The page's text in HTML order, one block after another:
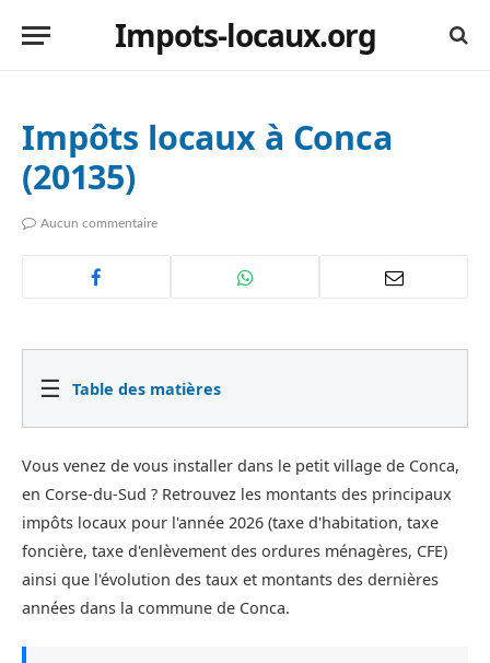
Impots-locaux.org
Impôts locaux à Conca
(20135)
Aucun commentaire
☰ Table des matières
Vous venez de vous installer dans le petit village de Conca,
en Corse-du-Sud ? Retrouvez les montants des principaux
impôts locaux pour l'année 2026 (taxe d'habitation, taxe
foncière, taxe d'enlèvement des ordures ménagères, CFE)
ainsi que l'évolution des taux et montants des dernières
années dans la commune de Conca.